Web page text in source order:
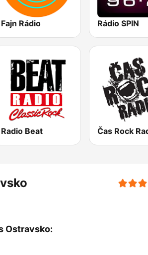
Fajn Rádio Rádio SPIN
Radio Beat Čas Rock
Ostravsko: